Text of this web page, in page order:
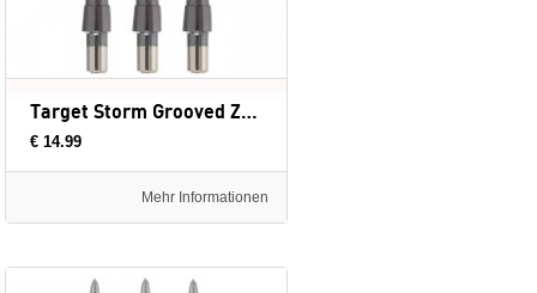
Target Storm Grooved Zwart - dartpunten
€ 14.99
Mehr Informationen